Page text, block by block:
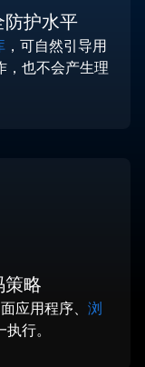
防护水平
，可自然引导用
，也不会产生理
策略
应用程序、 浏
行。